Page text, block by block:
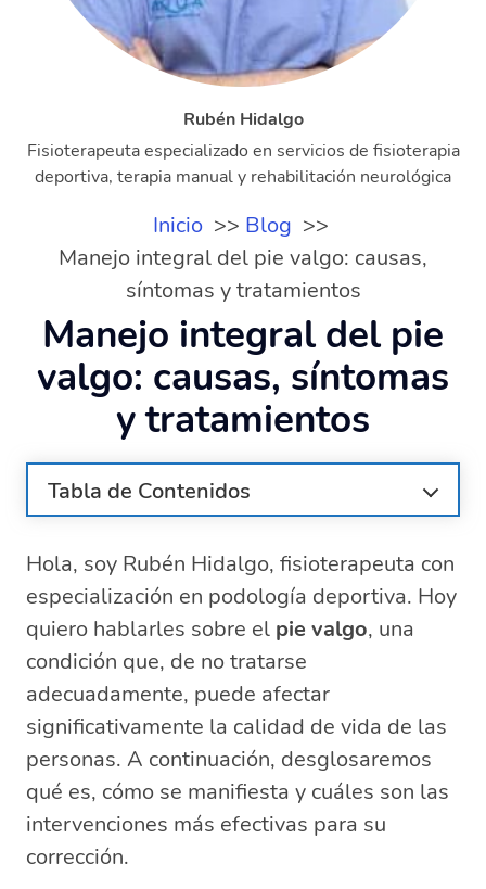
Rubén Hidalgo
Fisioterapeuta especializado en servicios de fisioterapia
deportiva, terapia manual y rehabilitación neurológica
Inicio
Blog
Manejo integral del pie valgo: causas,
síntomas y tratamientos
Manejo integral del pie
valgo: causas, síntomas
y tratamientos
Tabla de Contenidos
Síntomas del pie valgo: cómo
identificarlos
Tratamientos conservadores y quirúrgicos
para el pie valgo
Pie valgo en niños: detección temprana y
corrección
Plantillas y calzado adecuado para el pie
valgo
Cómo evitar complicaciones futuras del
pie valgo
Preguntas relacionadas sobre el manejo
del pie valgo
Hola, soy Rubén Hidalgo, fisioterapeuta con
especialización en podología deportiva. Hoy
quiero hablarles sobre el pie valgo, una
condición que, de no tratarse
adecuadamente, puede afectar
significativamente la calidad de vida de las
personas. A continuación, desglosaremos
qué es, cómo se manifiesta y cuáles son las
intervenciones más efectivas para su
corrección.